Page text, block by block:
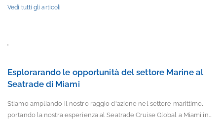
Vedi tutti gli articoli
Esplorarando le opportunità del settore Marine al
Seatrade di Miami
Stiamo ampliando il nostro raggio d'azione nel settore marittimo,
portando la nostra esperienza al Seatrade Cruise Global a Miami in…